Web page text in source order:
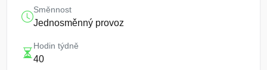
Směnnost
Jednosměnný provoz
Hodin týdně
40